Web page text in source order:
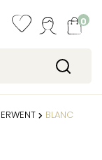
0
BLANC